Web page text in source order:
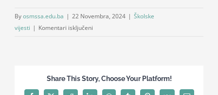
Byosmssa.edu.ba | 22 Novembra, 2024 | Školske
vijesti | Komentari isključeni
Share This Story, Choose Your Platform!